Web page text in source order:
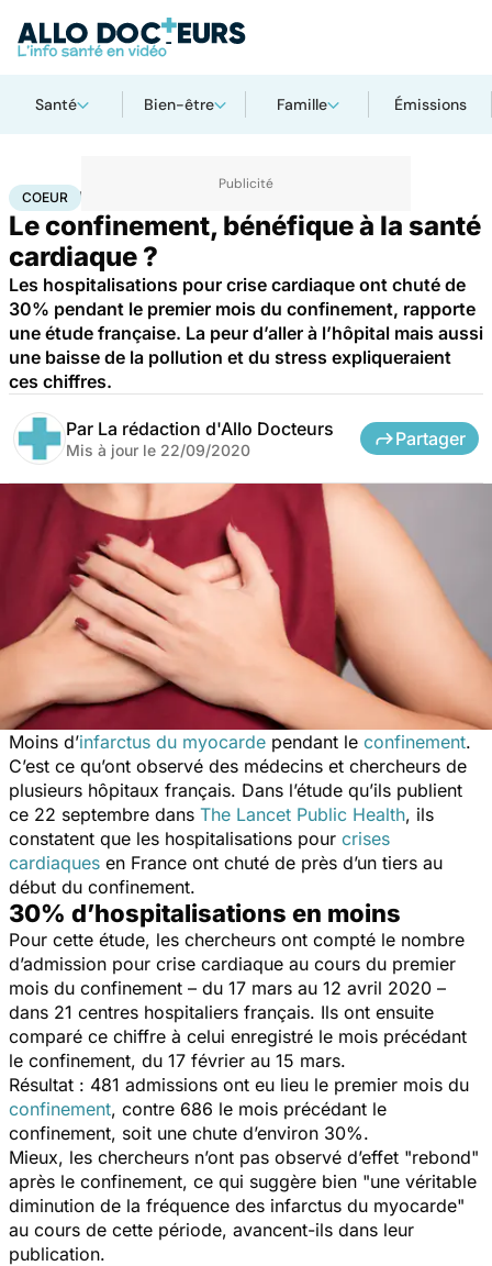
Santé Bien-être Famille Émissions
AccueilSanté Maladies cardiaques
COEUR
Le confinement, bénéfique à la santé
cardiaque ?
Les hospitalisations pour crise cardiaque ont chuté de
30% pendant le premier mois du confinement, rapporte
une étude française. La peur d’aller à l’hôpital mais aussi
une baisse de la pollution et du stress expliqueraient
ces chiffres.
Par La rédaction d'Allo Docteurs
Mis à jour le 22/09/2020
Partager
Moins d’infarctus du myocarde pendant le confinement.
C’est ce qu’ont observé des médecins et chercheurs de
plusieurs hôpitaux français. Dans l’étude qu’ils publient
ce 22 septembre dans The Lancet Public Health, ils
constatent que les hospitalisations pour crises
cardiaques en France ont chuté de près d’un tiers au
début du confinement.
30% d’hospitalisations en moins
Pour cette étude, les chercheurs ont compté le nombre
d’admission pour crise cardiaque au cours du premier
mois du confinement – du 17 mars au 12 avril 2020 –
dans 21 centres hospitaliers français. Ils ont ensuite
comparé ce chiffre à celui enregistré le mois précédant
le confinement, du 17 février au 15 mars.
Résultat : 481 admissions ont eu lieu le premier mois du
confinement, contre 686 le mois précédant le
confinement, soit une chute d’environ 30%.
Mieux, les chercheurs n’ont pas observé d’effet "rebond"
après le confinement, ce qui suggère bien "une véritable
diminution de la fréquence des infarctus du myocarde"
au cours de cette période, avancent-ils dans leur
publication.